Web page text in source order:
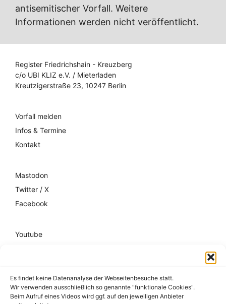
Es findet keine Datenanalyse der Webseitenbesuche statt.
Wir verwenden ausschließlich so genannte "funktionale Cookies".
Beim Aufruf eines Videos wird ggf. auf den jeweiligen Anbieter
antisemitischer Vorfall. Weitere
Informationen werden nicht veröffentlicht.
Register Friedrichshain - Kreuzberg
c/o UBI KLIZ e.V. / Mieterladen
Kreutzigerstraße 23, 10247 Berlin
Vorfall melden
Infos & Termine
Kontakt
Mastodon
Twitter / X
Facebook
Youtube
Impressum